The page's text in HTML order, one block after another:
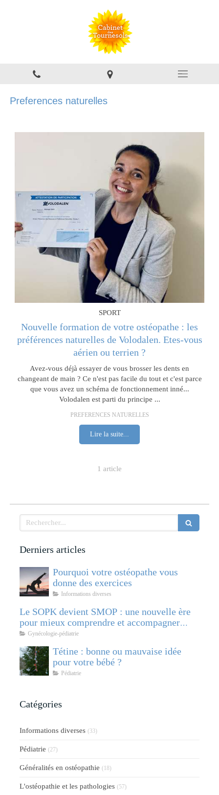
Preferences naturelles
SPORT
Nouvelle formation de votre ostéopathe : les
préférences naturelles de Volodalen. Etes-vous
aérien ou terrien ?
Avez-vous déjà essayer de vous brosser les dents en
changeant de main ? Ce n'est pas facile du tout et c'est parce
que vous avez un schéma de fonctionnement inné...
Volodalen est parti du principe ...
PREFERENCES NATURELLES
Lire la suite...
1 article
Rechercher
Derniers articles
Pourquoi votre ostéopathe vous
donne des exercices
Informations diverses
Le SOPK devient SMOP : une nouvelle ère
pour mieux comprendre et accompagner
cette pathologie féminine
Gynécologie-pédiatrie
Tétine : bonne ou mauvaise idée
pour votre bébé ?
Pédiatrie
Catégories
Informations diverses (33)
Pédiatrie (27)
Généralités en ostéopathie (18)
L'ostéopathie et les pathologies (57)